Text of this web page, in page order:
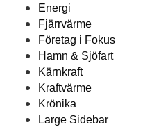
Energi
Fjärrvärme
Företag i Fokus
Hamn & Sjöfart
Kärnkraft
Kraftvärme
Krönika
Large Sidebar